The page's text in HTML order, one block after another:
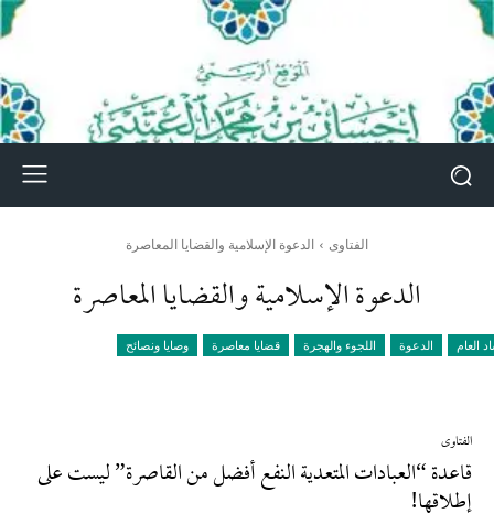
الفتاوى الدعوة الإسلامية والقضايا المعاصرة
الدعوة الإسلامية والقضايا المعاصرة
العام الدعوة اللجوء والهجرة قضايا معاصرة وصايا ونصائح
الفتاوى
قاعدة “العبادات المتعدية النفع أفضل من القاصرة” ليست على
إطلاقها!